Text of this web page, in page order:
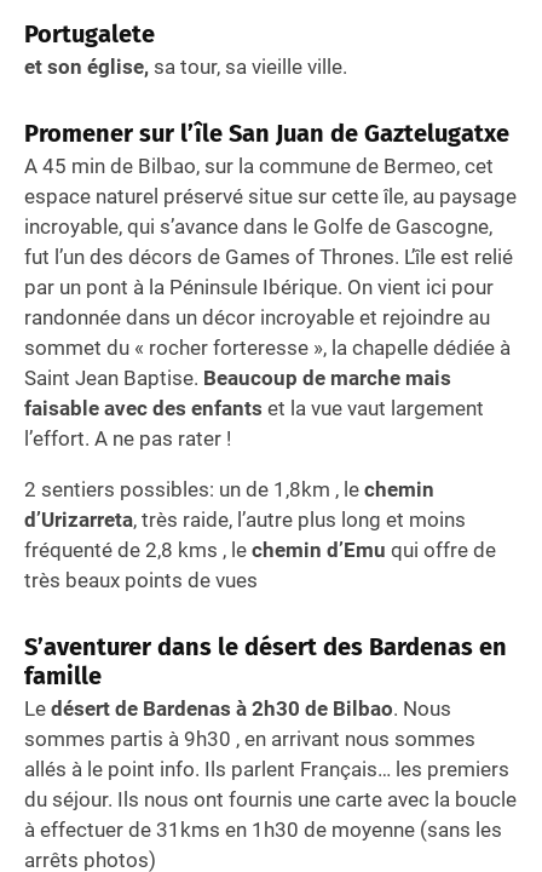
Portugalete
et son église, sa tour, sa vieille ville.
Promener sur l’île San Juan de Gaztelugatxe
A 45 min de Bilbao, sur la commune de Bermeo, cet
espace naturel préservé situe sur cette île, au paysage
incroyable, qui s’avance dans le Golfe de Gascogne,
fut l’un des décors de Games of Thrones. L’île est relié
par un pont à la Péninsule Ibérique. On vient ici pour
randonnée dans un décor incroyable et rejoindre au
sommet du « rocher forteresse », la chapelle dédiée à
Saint Jean Baptise. Beaucoup de marche mais
faisable avec des enfants et la vue vaut largement
l’effort. A ne pas rater !
2 sentiers possibles: un de 1,8km , le chemin
d’Urizarreta, très raide, l’autre plus long et moins
fréquenté de 2,8 kms , le chemin d’Emu qui offre de
très beaux points de vues
S’aventurer dans le désert des Bardenas en
famille
Le désert de Bardenas à 2h30 de Bilbao. Nous
sommes partis à 9h30 , en arrivant nous sommes
allés à le point info. Ils parlent Français… les premiers
du séjour. Ils nous ont fournis une carte avec la boucle
à effectuer de 31kms en 1h30 de moyenne (sans les
arrêts photos)